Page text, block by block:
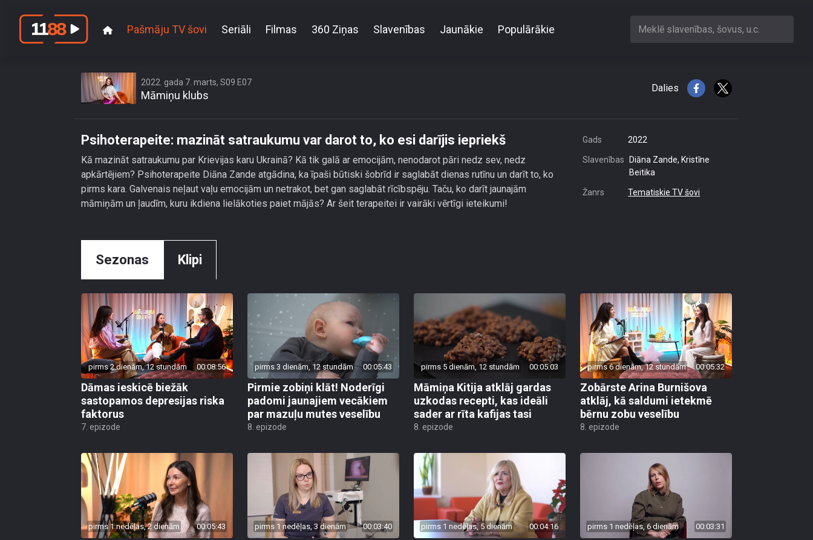
Pašmāju TV šovi Seriāli Filmas 360 Ziņas Slavenības Jaunākie Populārākie Meklē slavenības, šovus, u.c.
2022. gada 7. marts, S09 E07
Māmiņu klubs
Dalies
Psihoterapeite: mazināt satraukumu var darot to, ko esi darījis iepriekš
Kā mazināt satraukumu par Krievijas karu Ukrainā? Kā tik galā ar emocijām, nenodarot pāri nedz sev, nedz
apkārtējiem? Psihoterapeite Diāna Zande atgādina, ka īpaši būtiski šobrīd ir saglabāt dienas rutīnu un darīt to, ko
pirms kara. Galvenais neļaut vaļu emocijām un netrakot, bet gan saglabāt rīcībspēju. Taču, ko darīt jaunajām
māmiņām un ļaudīm, kuru ikdiena lielākoties paiet mājās? Ar šeit terapeitei ir vairāki vērtīgi ieteikumi!
Gads 2022
Slavenības
Diāna Zande, Kristīne
Beitika
Žanrs Tematiskie TV šovi
Sezonas Klipi
pirms 2 dienām, 12 stundām 00:08:56
Dāmas ieskicē biežāk
sastopamos depresijas riska
faktorus
7. epizode
pirms 3 dienām, 12 stundām 00:05:43
Pirmie zobiņi klāt! Noderīgi
padomi jaunajiem vecākiem
par mazuļu mutes veselību
8. epizode
pirms 5 dienām, 12 stundām 00:05:03
Māmiņa Kitija atklāj gardas
uzkodas recepti, kas ideāli
sader ar rīta kafijas tasi
8. epizode
pirms 6 dienām, 12 stundām 00:05:32
Zobārste Arina Burnišova
atklāj, kā saldumi ietekmē
bērnu zobu veselību
8. epizode
pirms 1 nedēļas, 2 dienām 00:05:43 pirms 1 nedēļas, 3 dienām 00:03:40 pirms 1 nedēļas, 5 dienām 00:04:16 pirms 1 nedēļas, 6 dienām 00:03:31